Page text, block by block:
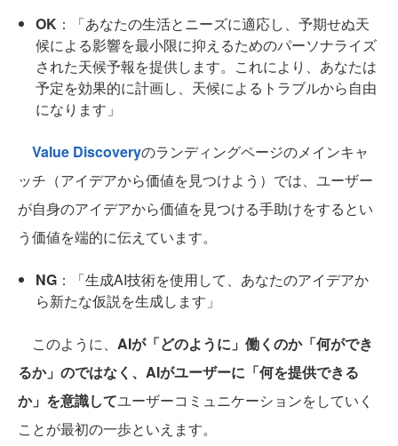
OK ：「あなたの生活とニーズに適応し、予期せぬ天
候による影響を最小限に抑えるためのパーソナライズ
された天候予報を提供します。これにより、あなたは
予定を効果的に計画し、天候によるトラブルから自由
になります」
Value Discoveryのランディングページのメインキャ
ッチ（アイデアから価値を見つけよう）では、ユーザー
が自身のアイデアから価値を見つける手助けをするとい
う価値を端的に伝えています。
NG ：「生成AI技術を使用して、あなたのアイデアか
ら新たな仮説を生成します」
このように、 AIが「どのように」働くのか「何ができ
るか」のではなく、AIがユーザーに「何を提供できる
か」を意識してユーザーコミュニケーションをしていく
ことが最初の一歩といえます。